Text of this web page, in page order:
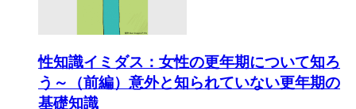
性知識イミダス：女性の更年期について知ろ
う～（前編）意外と知られていない更年期の
基礎知識